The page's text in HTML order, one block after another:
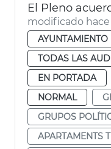
modificado
AYUNTAMIENTO
TODAS LAS
EN PORTADA
NORMAL
GRUPOS
APARTAMENTS